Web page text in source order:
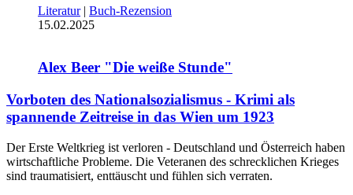
Literatur| Buch-Rezension
15.02.2025
Alex Beer "Die weiße Stunde"
Vorboten des Nationalsozialismus - Krimi als
spannende Zeitreise in das Wien um 1923
Der Erste Weltkrieg ist verloren - Deutschland und Österreich haben
wirtschaftliche Probleme. Die Veteranen des schrecklichen Krieges
sind traumatisiert, enttäuscht und fühlen sich verraten.